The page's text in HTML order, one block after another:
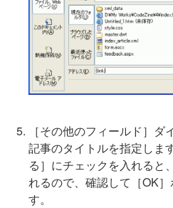
［その他のフィールド］
記事のタイトルを指定しま
る］にチェックを入れると
れるので、確認して［OK
す。